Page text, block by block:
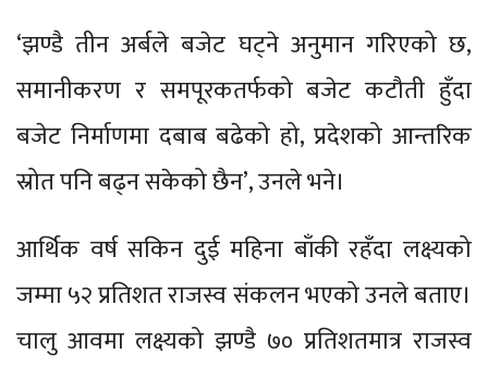
‘झण्डै तीन अर्बले बजेट घट्ने अनुमान गरिएको छ,
समानीकरण र समपूरकतर्फको बजेट कटौती हुँदा
बजेट निर्माणमा दबाब बढेको हो, प्रदेशको आन्तरिक
स्रोत पनि बढ्न सकेको छैन’, उनले भने।
आर्थिक वर्ष सकिन दुई महिना बाँकी रहँदा लक्ष्यको
जम्मा ५२ प्रतिशत राजस्व संकलन भएको उनले बताए।
चालु आवमा लक्ष्यको झण्डै ७० प्रतिशतमात्र राजस्व